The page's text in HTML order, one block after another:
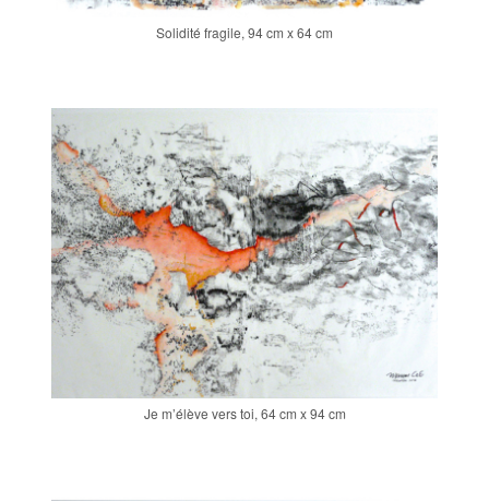
Solidité fragile, 94 cm x 64 cm
Je m’élève vers toi, 64 cm x 94 cm